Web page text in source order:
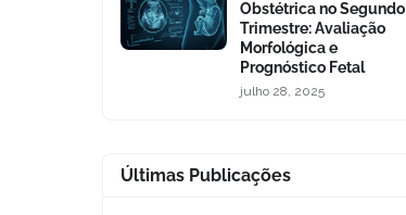
Obstétrica no Segundo
Trimestre: Avaliação
Morfológica e
Prognóstico Fetal
julho 28, 2025
Últimas Publicações